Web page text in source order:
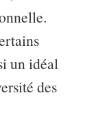
un idéal
des